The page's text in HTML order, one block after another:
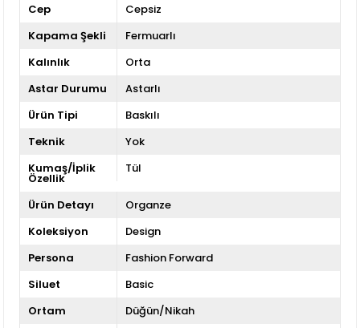
Cep
Cepsiz
Kapama Şekli
Fermuarlı
Kalınlık
Orta
Astar Durumu
Astarlı
Ürün Tipi
Baskılı
Teknik
Yok
Kumaş/İplik
Özellik
Tül
Ürün Detayı
Organze
Koleksiyon
Design
Persona
Fashion Forward
Siluet
Basic
Ortam
Düğün/Nikah